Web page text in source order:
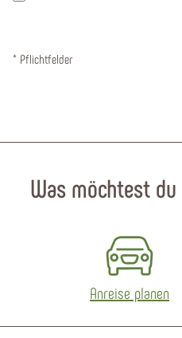
* Pflichtfelder
Was möchtest
Anreise planen